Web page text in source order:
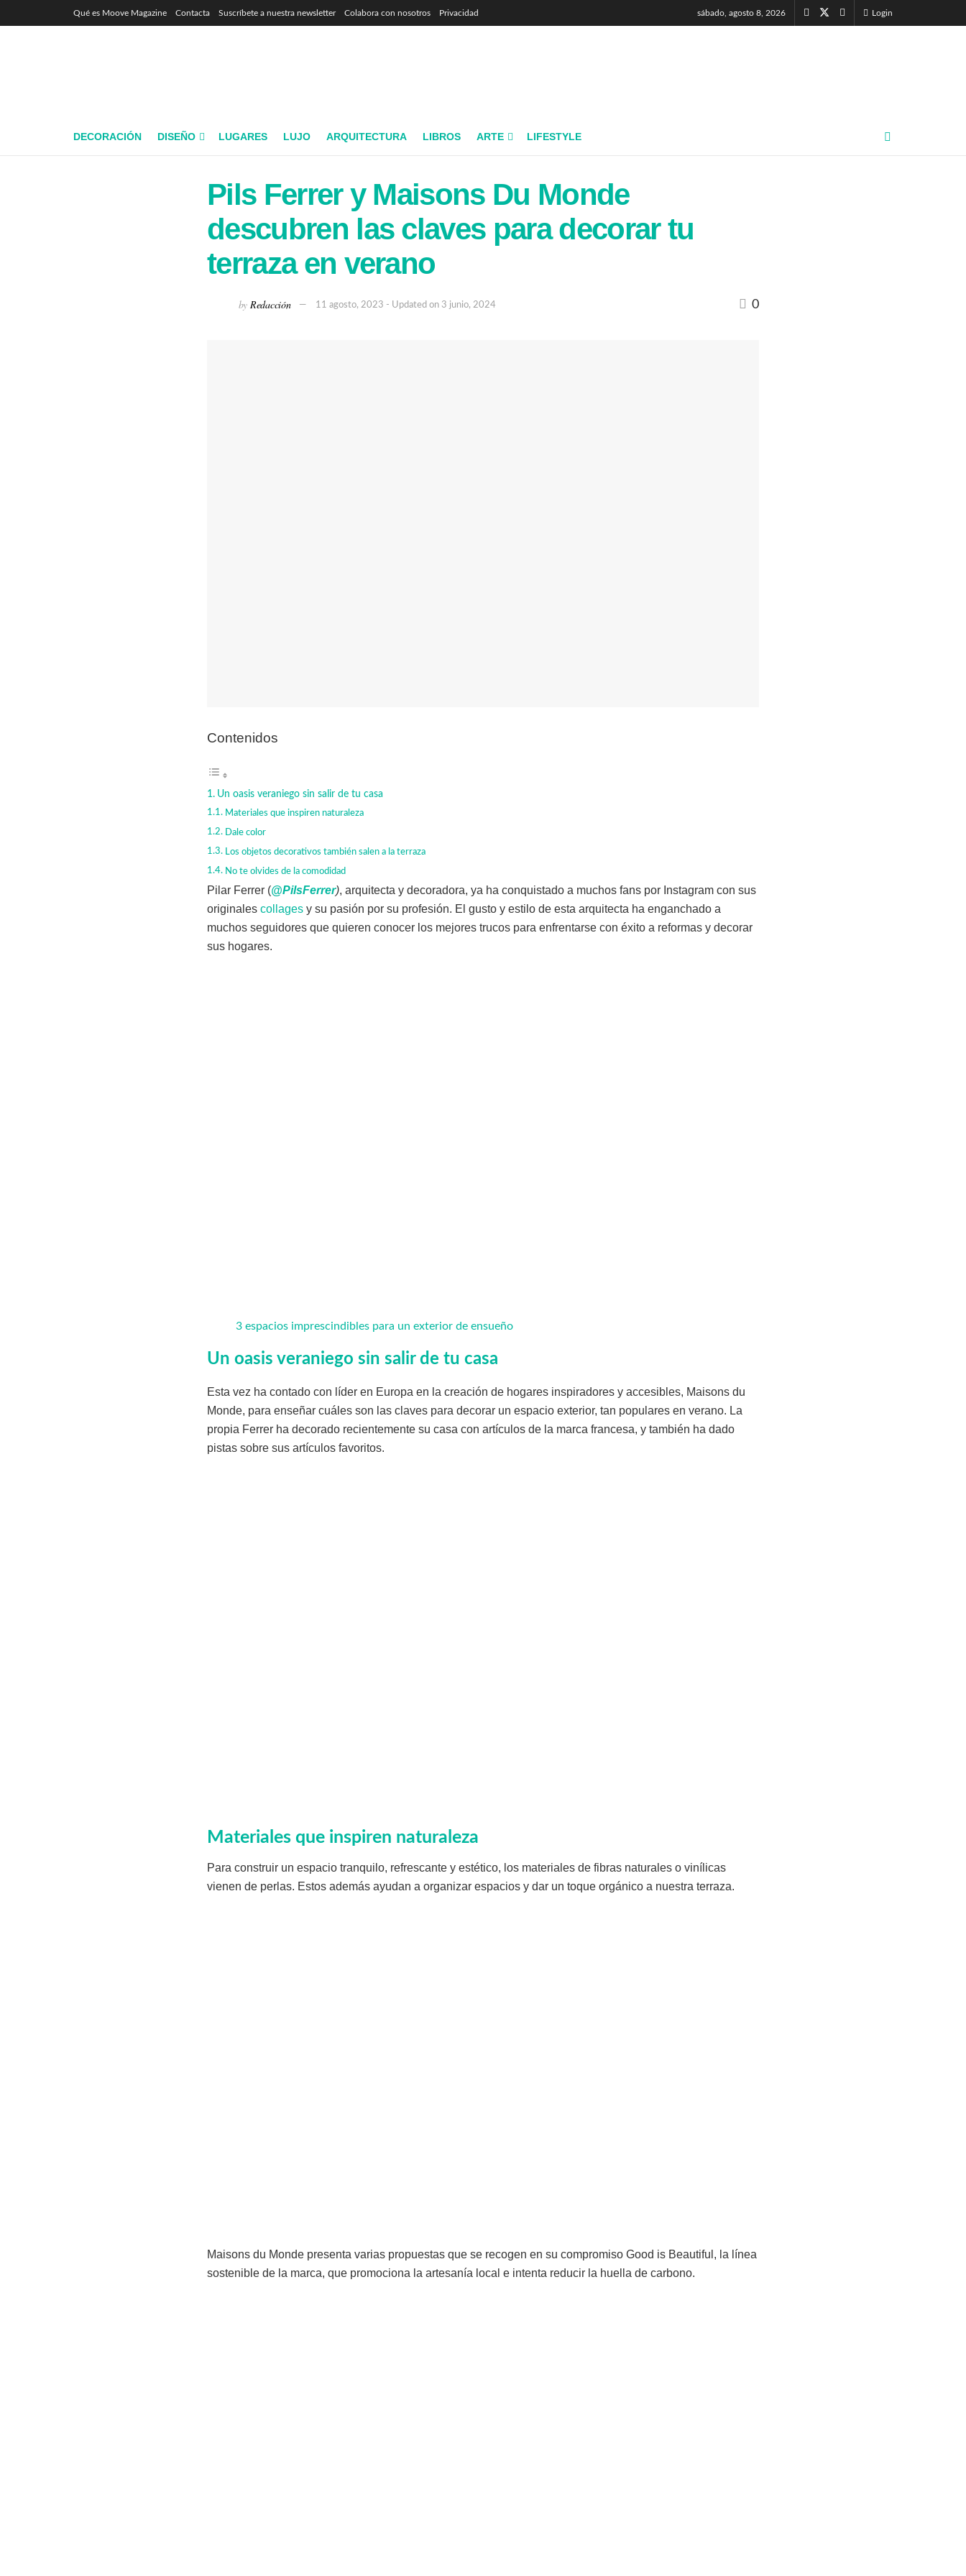
Qué es Moove Magazine Contacta Suscríbete a nuestra newsletter Colabora con nosotros Privacidad sábado, agosto 8, 2026 Login
DECORACIÓN DISEÑO LUGARES LUJO ARQUITECTURA LIBROS ARTE LIFESTYLE
Pils Ferrer y Maisons Du Monde
descubren las claves para decorar tu
terraza en verano
by Redacción 11 agosto, 2023 - Updated on 3 junio, 2024 0
Contenidos
Un oasis veraniego sin salir de tu casa
Materiales que inspiren naturaleza
Dale color
Los objetos decorativos también salen a la terraza
No te olvides de la comodidad
Pilar Ferrer (@PilsFerrer), arquitecta y decoradora, ya ha conquistado a muchos fans por Instagram con sus
originales collages y su pasión por su profesión. El gusto y estilo de esta arquitecta ha enganchado a
muchos seguidores que quieren conocer los mejores trucos para enfrentarse con éxito a reformas y decorar
sus hogares.
3 espacios imprescindibles para un exterior de ensueño
Un oasis veraniego sin salir de tu casa
Esta vez ha contado con líder en Europa en la creación de hogares inspiradores y accesibles, Maisons du
Monde, para enseñar cuáles son las claves para decorar un espacio exterior, tan populares en verano. La
propia Ferrer ha decorado recientemente su casa con artículos de la marca francesa, y también ha dado
pistas sobre sus artículos favoritos.
Materiales que inspiren naturaleza
Para construir un espacio tranquilo, refrescante y estético, los materiales de fibras naturales o vinílicas
vienen de perlas. Estos además ayudan a organizar espacios y dar un toque orgánico a nuestra terraza.
Maisons du Monde presenta varias propuestas que se recogen en su compromiso Good is Beautiful, la línea
sostenible de la marca, que promociona la artesanía local e intenta reducir la huella de carbono.